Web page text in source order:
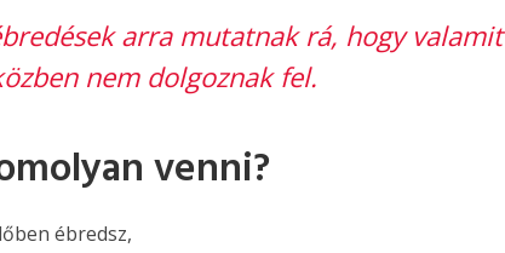
arra mutatnak rá, hogy valamit
nem dolgoznak fel.
venni?
ébredsz,